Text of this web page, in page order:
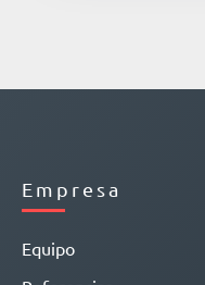
Empresa
Equipo